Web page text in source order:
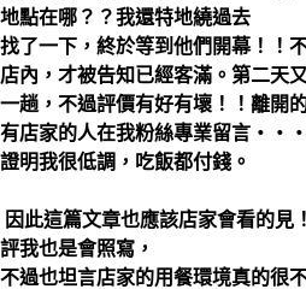
地點在哪？？我還特地繞過去
找了一下，終於等到他們開幕！！
店內，才被告知已經客滿。 第二天
一趟，不過評價有好有壞！！離開
有店家的人在我粉絲專業留言
證明我很低調，吃飯都付錢。
因此這篇文章也應該店家會看的見
評我也是會照寫，
不過也坦言店家的用餐環境真的很